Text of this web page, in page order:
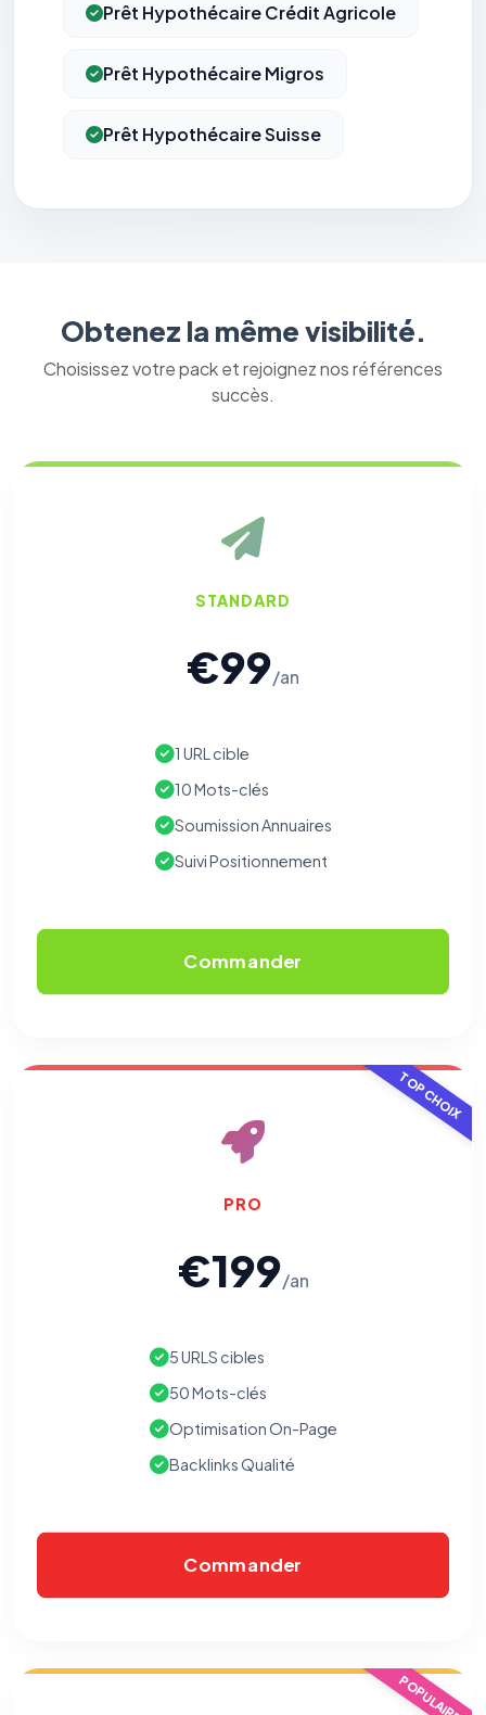
Prêt Hypothécaire Crédit Agricole
Prêt Hypothécaire Migros
Prêt Hypothécaire Suisse
Obtenez la même visibilité.
Choisissez votre pack et rejoignez nos références
succès.
STANDARD
€99/an
1 URL cible
10 Mots-clés
Soumission Annuaires
Suivi Positionnement
Commander
TOP CHOIX
PRO
€199/an
5 URLS cibles
50 Mots-clés
Optimisation On-Page
Backlinks Qualité
Commander
POPULAIRE
⚙️
Cookies essentiels TOUJOURS ACTIF